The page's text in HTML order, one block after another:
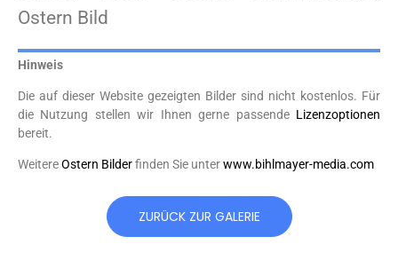
Ostern Bild
Hinweis
Die auf dieser Website gezeigten Bilder sind nicht kostenlos. Für
die Nutzung stellen wir Ihnen gerne passende Lizenzoptionen
bereit.
WeitereOstern Bilderfinden Sie unterwww.bihlmayer-media.com
ZURÜCK ZUR GALERIE